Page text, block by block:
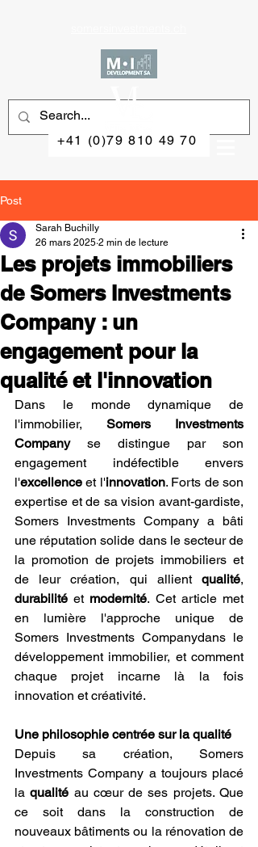
+41 (0)79 810 49 70
Post
Les projets immobiliers
de Somers Investments
Company : un
engagement pour la
qualité et l'innovation
Sarah Buchilly
26 mars 2025 2 min de lecture
Dans le monde dynamique de
l'immobilier, Somers Investments
Company se distingue par son
engagement indéfectible envers
l'excellence et l'innovation. Forts de son
expertise et de sa vision avant-gardiste,
Somers Investments Company a bâti
une réputation solide dans le secteur de
la promotion de projets immobiliers et
de leur création, qui allient qualité
durabilité et modernité. Cet article met
en lumière l'approche unique de
Somers Investments Companydans le
développement immobilier, et comment
chaque projet incarne là la fois
innovation et créativité.
Une philosophie centrée sur la qualité
Depuis sa création, Somers
Investments Company a toujours placé
la qualité au cœur de ses projets. Que
ce soit dans la construction de
nouveaux bâtiments ou la rénovation de